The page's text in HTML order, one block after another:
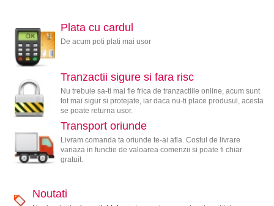
Plata cu cardul
De acum poti plati mai usor
Tranzactii sigure si fara risc
Nu trebuie sa-ti mai fie frica de tranzactiile online, acum sunt
tot mai sigur si protejate, iar daca nu-ti place produsul, acesta
se poate returna usor.
Transport oriunde
Livram comanda ta oriunde te-ai afla. Costul de livrare
variaza in functie de valoarea comenzii si poate fi chiar
gratuit.
Noutati